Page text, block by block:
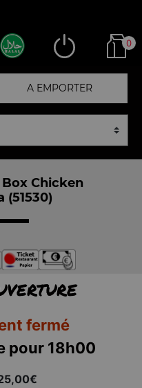
0
A EMPORTER
Chicken
(51530)
fermé
pour 18h00